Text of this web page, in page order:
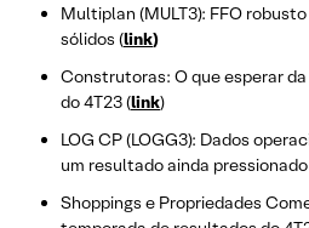
Multiplan (MULT3): FFO
sólidos (link)
Construtoras: O que esperar
do 4T23 (link)
LOG CP (LOGG3): Dados
um resultado ainda
Shoppings e Propriedades